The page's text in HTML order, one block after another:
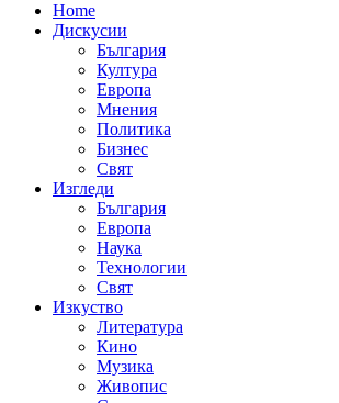
Home
Дискусии
България
Култура
Европа
Мнения
Политика
Бизнес
Свят
Изгледи
България
Европа
Наука
Технологии
Свят
Изкуство
Литература
Кино
Музика
Живопис